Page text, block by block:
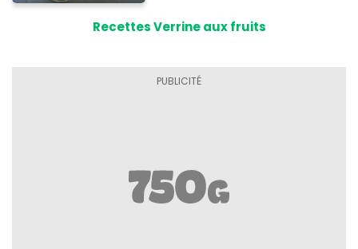
Recettes Verrine aux fruits